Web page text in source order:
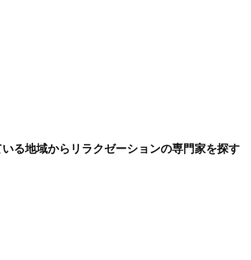
る地域からリラクゼーションの専門家を探す